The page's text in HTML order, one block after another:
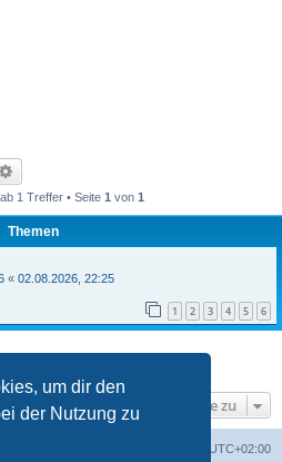
um dir den
der Nutzung zu
1 Treffer • Seite 1 von 1
Themen
« 02.08.2026, 22:25
1 2 3 4 5 6
Gehe zu
UTC+02:00